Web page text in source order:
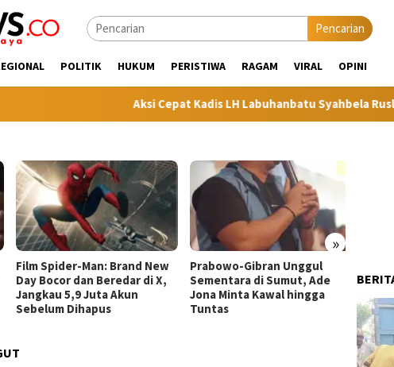
Pencarian
POLITIK HUKUM PERISTIWA RAGAM VIRAL OPINI
Aksi Cepat Kadis LH Labuhanbatu Syahbela Rusli Siregar
»
Film Spider-Man: Brand New
Day Bocor dan Beredar di X,
Jangkau 5,9 Juta Akun
Sebelum Dihapus
Prabowo-Gibran Unggul
Sementara di Sumut, Ade
Jona Minta Kawal hingga
Tuntas